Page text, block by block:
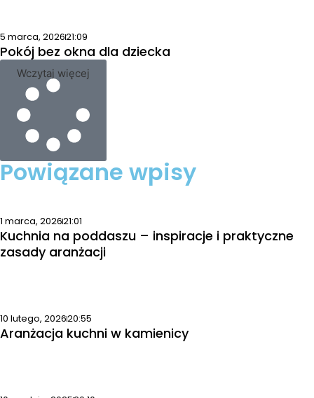
5 marca, 202621:09
Pokój bez okna dla dziecka
Wczytaj więcej
Powiązane wpisy
1 marca, 202621:01
Kuchnia na poddaszu – inspiracje i praktyczne
zasady aranżacji
10 lutego, 202620:55
Aranżacja kuchni w kamienicy